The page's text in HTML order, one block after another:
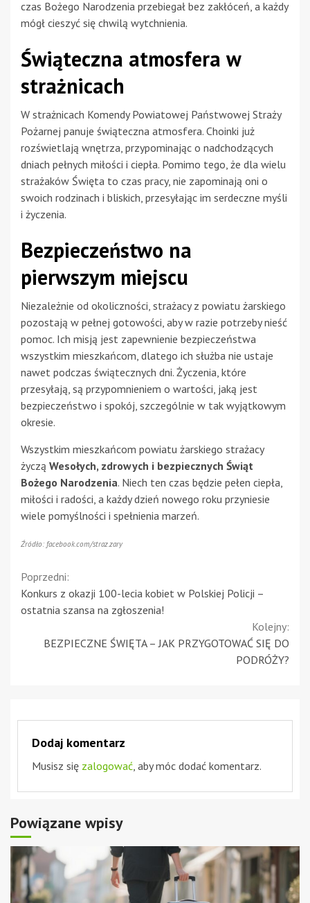
czas Bożego Narodzenia przebiegał bez zakłóceń, a każdy
mógł cieszyć się chwilą wytchnienia.
Świąteczna atmosfera w
strażnicach
W strażnicach Komendy Powiatowej Państwowej Straży
Pożarnej panuje świąteczna atmosfera. Choinki już
rozświetlają wnętrza, przypominając o nadchodzących
dniach pełnych miłości i ciepła. Pomimo tego, że dla wielu
strażaków Święta to czas pracy, nie zapominają oni o
swoich rodzinach i bliskich, przesyłając im serdeczne myśli
i życzenia.
Bezpieczeństwo na
pierwszym miejscu
Niezależnie od okoliczności, strażacy z powiatu żarskiego
pozostają w pełnej gotowości, aby w razie potrzeby nieść
pomoc. Ich misją jest zapewnienie bezpieczeństwa
wszystkim mieszkańcom, dlatego ich służba nie ustaje
nawet podczas świątecznych dni. Życzenia, które
przesyłają, są przypomnieniem o wartości, jaką jest
bezpieczeństwo i spokój, szczególnie w tak wyjątkowym
okresie.
Wszystkim mieszkańcom powiatu żarskiego strażacy
życzą Wesołych, zdrowych i bezpiecznych Świąt
Bożego Narodzenia. Niech ten czas będzie pełen ciepła,
miłości i radości, a każdy dzień nowego roku przyniesie
wiele pomyślności i spełnienia marzeń.
Źródło: facebook.com/straz.zary
Continue
Reading
Poprzedni:
Konkurs z okazji 100-lecia kobiet w Polskiej Policji –
ostatnia szansa na zgłoszenia!
Kolejny:
BEZPIECZNE ŚWIĘTA – JAK PRZYGOTOWAĆ SIĘ DO
PODRÓŻY?
Dodaj komentarz
Musisz się zalogować , aby móc dodać komentarz.
Powiązane wpisy